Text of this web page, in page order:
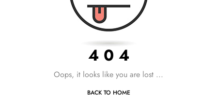
4 0 4
Oops, it looks like you are lost ...
BACK TO HOME